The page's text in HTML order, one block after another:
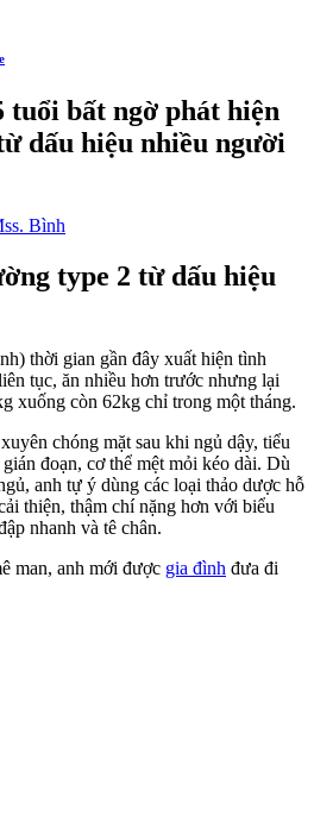
tuổi bất ngờ phát hiện
dấu hiệu nhiều người
Bình
type 2 từ dấu hiệu
thời gian gần đây xuất hiện tình
tục, ăn nhiều hơn trước nhưng lại
xuống còn 62kg chỉ trong một tháng.
chóng mặt sau khi ngủ dậy, tiểu
đoạn, cơ thể mệt mỏi kéo dài. Dù
anh tự ý dùng các loại thảo dược hỗ
thiện, thậm chí nặng hơn với biểu
nhanh và tê chân.
man, anh mới được gia đình đưa đi